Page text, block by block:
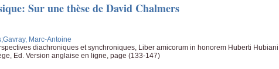
Sur une thèse de David Chalmers
;Gavray, Marc-Antoine
diachroniques et synchroniques, Liber amicorum in honorem Huberti Hubiani,
Ed. Version anglaise en ligne, page (133-147)